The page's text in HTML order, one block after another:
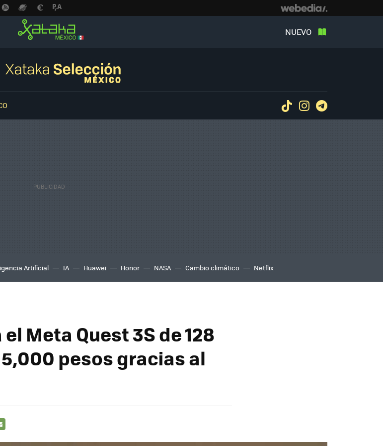
NUEVO
TiktokInstagram
Artificial IA Huawei Honor NASA Cambio climático Netflix
Meta Quest 3S de 128
5,000 pesos gracias al